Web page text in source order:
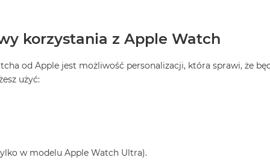
korzystania z Apple Watch
od Apple jest możliwość personalizacji, która sprawi, że
użyć:
w modelu Apple Watch Ultra).